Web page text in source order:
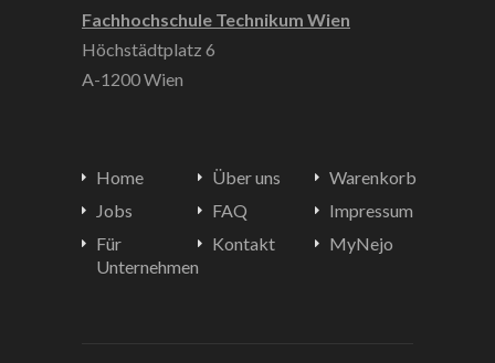
Fachhochschule Technikum Wien
Höchstädtplatz 6
A-1200 Wien
Home
Jobs
Für
Unternehmen
Über uns
FAQ
Kontakt
Warenkorb
Impressum
MyNejo